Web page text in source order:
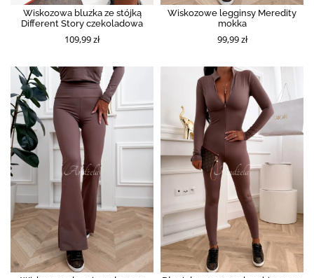
Wiskozowa bluzka ze stójką
Different Story czekoladowa
109,99 zł
Wiskozowe legginsy Meredity
mokka
99,99 zł